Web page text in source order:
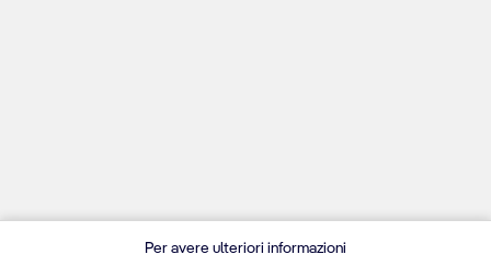
Per avere ulteriori informazioni